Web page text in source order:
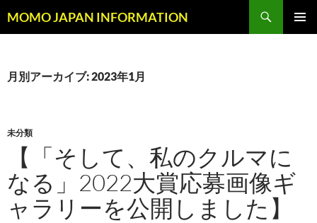
ン
ツ
キ
MOMO JAPAN INFORMATION
索
月別アーカイブ: 2023年1月
未分類
【「そして、私のクルマに
なる」2022大賞応募画像ギ
ャラリーを公開しました】